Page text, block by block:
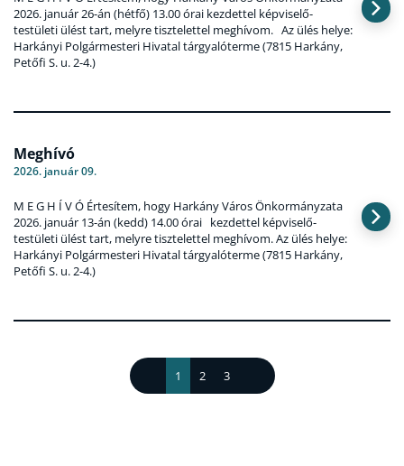
2026. január 26-án (hétfő) 13.00 órai kezdettel képviselő-
testületi ülést tart, melyre tisztelettel meghívom. Az ülés helye:
Harkányi Polgármesteri Hivatal tárgyalóterme (7815 Harkány,
Petőfi S. u. 2-4.)
Meghívó
2026. január 09.
M E G H Í V Ó Értesítem, hogy Harkány Város Önkormányzata
2026. január 13-án (kedd) 14.00 órai kezdettel képviselő-
testületi ülést tart, melyre tisztelettel meghívom. Az ülés helye:
Harkányi Polgármesteri Hivatal tárgyalóterme (7815 Harkány,
Petőfi S. u. 2-4.)
1 2 3